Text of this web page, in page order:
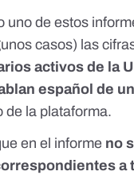
uno de estos
casos) las
activos de la
español de
de la plataforma.
en el informe no
a